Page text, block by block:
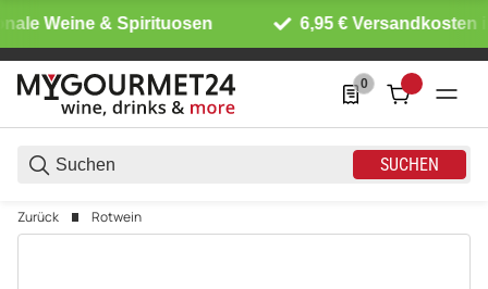
Weine & Spirituosen 6,95 € Versandkosten
SUCHEN
0
0 Produkte in der
Zurück Rotwein